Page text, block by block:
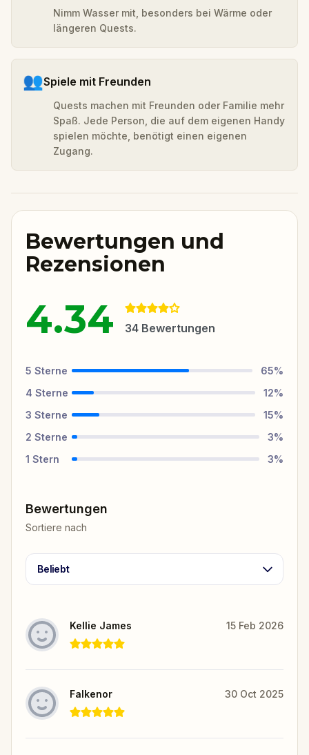
Nimm Wasser mit, besonders bei Wärme oder
längeren Quests.
👥Spiele mit Freunden
Quests machen mit Freunden oder Familie mehr
Spaß. Jede Person, die auf dem eigenen Handy
spielen möchte, benötigt einen eigenen
Zugang.
Bewertungen und
Rezensionen
4.34 34 Bewertungen
5 Sterne 65%
4 Sterne 12%
3 Sterne 15%
2 Sterne 3%
1 Stern 3%
Bewertungen
Sortiere nach
Beliebt
Kellie James 15 Feb 2026
Falkenor 30 Oct 2025